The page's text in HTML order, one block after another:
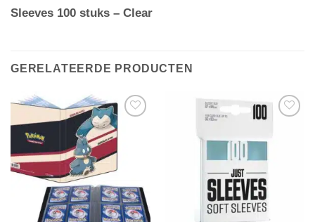
Sleeves 100 stuks – Clear
GERELATEERDE PRODUCTEN